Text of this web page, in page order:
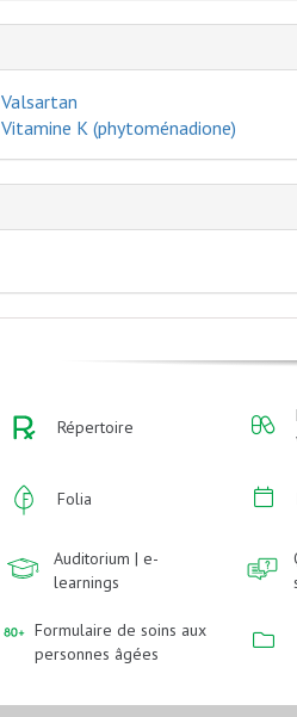
Valsartan
Vitamine K (phytoménadione)
Répertoire
Folia
Auditorium | e-
learnings
Formulaire de soins aux
personnes âgées